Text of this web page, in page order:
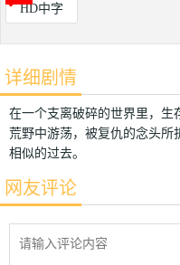
HD中字
详细剧情
在一个支离破碎的世界里，生
荒野中游荡，被复仇的念头所
相似的过去。
网友评论